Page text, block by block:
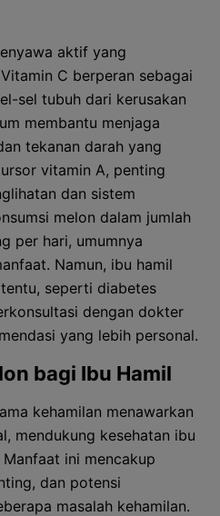
aktif yang
C berperan sebagai
sel tubuh dari kerusakan
membantu menjaga
tekanan darah yang
vitamin A, penting
dan sistem
melon dalam jumlah
per hari, umumnya
Namun, ibu hamil
seperti diabetes
dengan dokter
yang lebih personal.
bagi Ibu Hamil
kehamilan menawarkan
mendukung kesehatan ibu
ini mencakup
dan potensi
masalah kehamilan.